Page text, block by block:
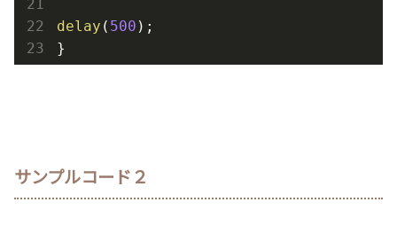
delay ( 500 );
}
サンプルコード２